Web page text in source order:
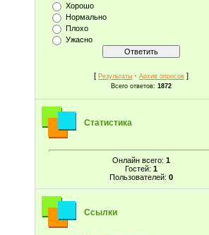
Хорошо
Нормально
Плохо
Ужасно
[ Результаты · Архив опросов ]
Всего ответов: 1872
Статистика
Онлайн всего: 1
Гостей: 1
Пользователей: 0
Ссылки